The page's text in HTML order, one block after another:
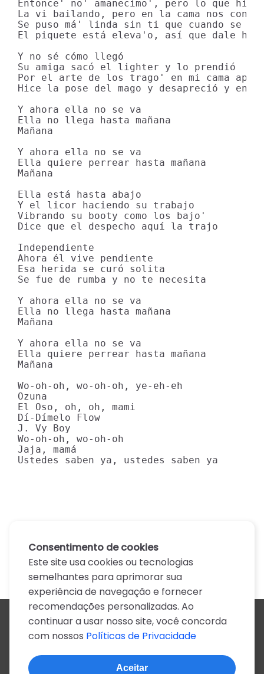
Entonce' no' amanecimo', pero lo que
La vi bailando, pero en la cama nos
Se puso má' linda sin ti que cuando se
El piquete está eleva'o, así que dale
Y no sé cómo llegó
Su amiga sacó el lighter y lo prendió
Por el arte de los trago' en mi cama
Hice la pose del mago y desapreció y
Y ahora ella no se va
Ella no llega hasta mañana
Mañana
Y ahora ella no se va
Ella quiere perrear hasta mañana
Mañana
Ella está hasta abajo
Y el licor haciendo su trabajo
Vibrando su booty como los bajo'
Dice que el despecho aquí la trajo
Independiente
Ahora él vive pendiente
Esa herida se curó solita
Se fue de rumba y no te necesita
Y ahora ella no se va
Ella no llega hasta mañana
Mañana
Y ahora ella no se va
Ella quiere perrear hasta mañana
Mañana
Wo-oh-oh, wo-oh-oh, ye-eh-eh
Ozuna
El Oso, oh, oh, mami
Dí-Dímelo Flow
J. Vy Boy
Wo-oh-oh, wo-oh-oh
Jaja, mamá
Ustedes saben ya, ustedes saben ya
Todos os artistas
A
B C D E F G H I J
N
O P Q R S T U V W X
Z
0-9
Consentimento de cookies
Este site usa cookies ou tecnologias
semelhantes para aprimorar sua
experiência de navegação e fornecer
recomendações personalizadas. Ao
continuar a usar nosso site, você concorda
com nossos Políticas de Privacidade
Aceitar